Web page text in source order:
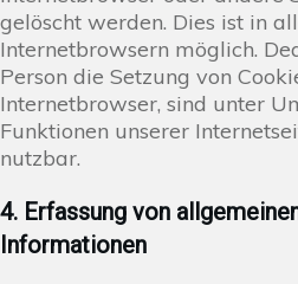
gelöscht werden. Dies ist in
Internetbrowsern möglich.
Person die Setzung von
Internetbrowser, sind unter
Funktionen unserer
nutzbar.
4. Erfassung von
Informationen